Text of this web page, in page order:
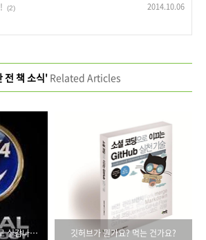
(2) 2014.10.06
전 책 소식'Related Articles
언리얼 엔진 블루프린트로 실감나는 게임을..... 깃허브가 뭔가요? 먹는 건가요?